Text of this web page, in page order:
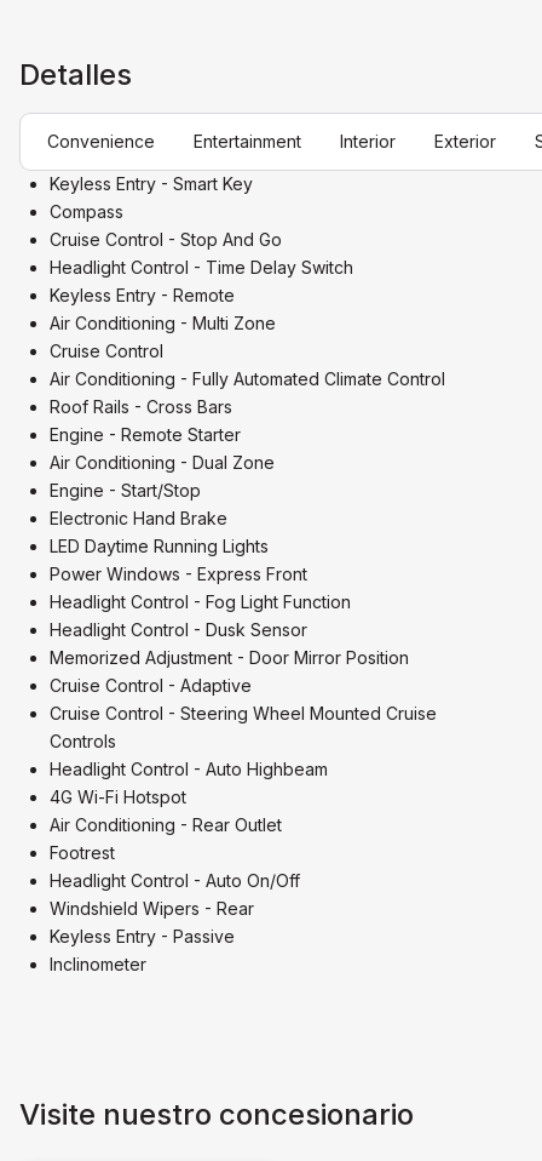
Detalles
Convenience Entertainment Interior Exterior
Keyless Entry - Smart Key
Compass
Cruise Control - Stop And Go
Headlight Control - Time Delay Switch
Keyless Entry - Remote
Air Conditioning - Multi Zone
Cruise Control
Air Conditioning - Fully Automated Climate Control
Roof Rails - Cross Bars
Engine - Remote Starter
Air Conditioning - Dual Zone
Engine - Start/Stop
Electronic Hand Brake
LED Daytime Running Lights
Power Windows - Express Front
Headlight Control - Fog Light Function
Headlight Control - Dusk Sensor
Memorized Adjustment - Door Mirror Position
Cruise Control - Adaptive
Cruise Control - Steering Wheel Mounted Cruise
Controls
Headlight Control - Auto Highbeam
4G Wi-Fi Hotspot
Air Conditioning - Rear Outlet
Footrest
Headlight Control - Auto On/Off
Windshield Wipers - Rear
Keyless Entry - Passive
Inclinometer
Visite nuestro concesionario